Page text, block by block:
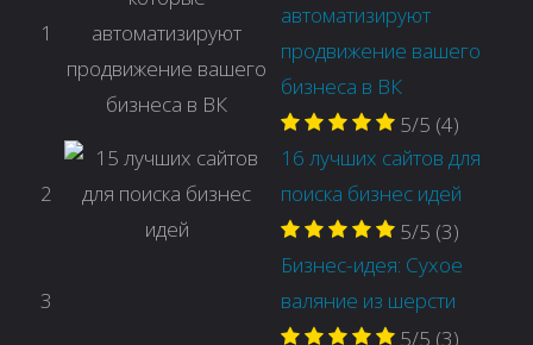
1
автоматизируют
продвижение вашего
бизнеса в ВК
5/5 (4)
2
16 лучших сайтов для
поиска бизнес идей
5/5 (3)
3
Бизнес-идея: Сухое
валяние из шерсти
5/5 (3)